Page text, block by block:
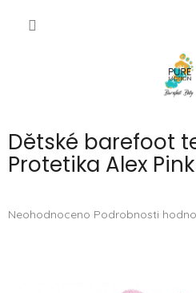
Dětské barefoot
Protetika Alex Pink
Průměrné
Neohodnoceno Podrobnosti